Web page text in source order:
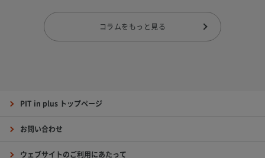
コラムをもっと見る
PIT in plus トップページ
お問い合わせ
ウェブサイトのご利用にあたって